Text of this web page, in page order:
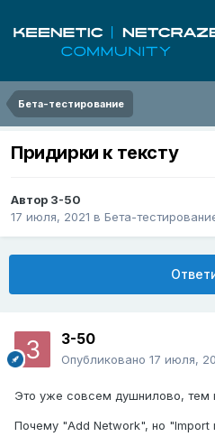
Бета-тестирование
Придирки к тексту
Автор 3-50
17 июля, 2021 в Бета-
3-50
Опубликовано 17 июля,
Это уже совсем душнилово, тем
Почему "Add Network", но "Import